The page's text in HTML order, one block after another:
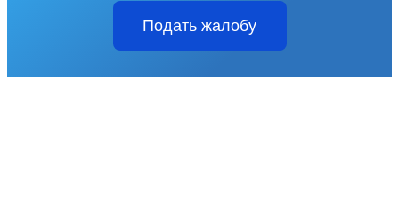
Подать жалобу